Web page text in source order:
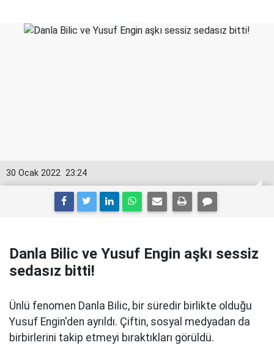
23:24
30 Ocak 2022
Danla Bilic ve Yusuf Engin aşkı sessiz
sedasız bitti!
Ünlü fenomen Danla Bilic, bir süredir birlikte olduğu
Yusuf Engin'den ayrıldı. Çiftin, sosyal medyadan da
birbirlerini takip etmeyi bıraktıkları görüldü.